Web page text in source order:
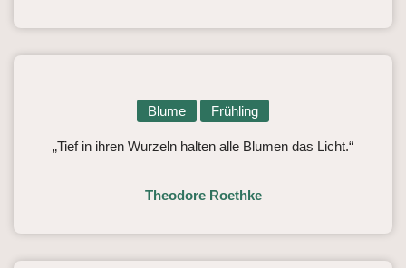
Blume Frühling
„Tief in ihren Wurzeln halten alle Blumen das Licht.“
Theodore Roethke